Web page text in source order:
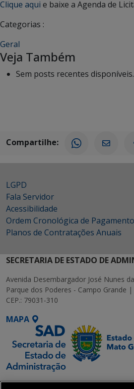
Clique aqui e baixe a Agenda de
Categorias :
Geral
Veja Também
Sem posts recentes disponíveis.
Compartilhe:
LGPD
Fala Servidor
Acessibilidade
Ordem Cronológica de
Planos de Contratações Anuais
SECRETARIA DE ESTADO DE
Avenida Desembargador José Nunes
Parque dos Poderes - Campo Grande |
CEP.: 79031-310
MAPA
SETDIG | Secretaria-